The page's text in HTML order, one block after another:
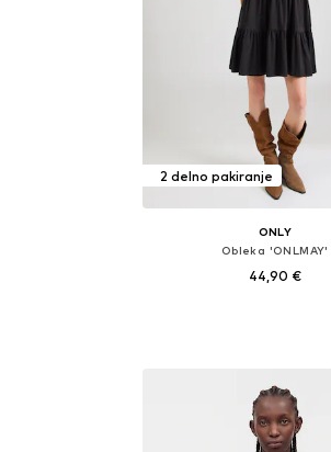
2 delno pakiranje
ONLY
Obleka 'ONLMAY'
44,90 €